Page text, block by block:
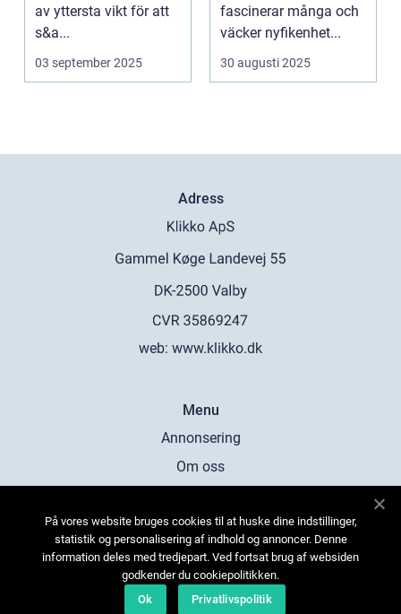
av yttersta vikt för att
s&a...
03 september 2025
fascinerar många och
väcker nyfikenhet...
30 augusti 2025
Adress
web: www.klikko.dk
Menu
Annonsering
Om oss
Kontakta oss
Sitemap
På vores website bruges cookies til at huske dine indstillinger,
statistik og personalisering af indhold og annoncer. Denne
information deles med tredjepart. Ved fortsat brug af websiden
godkender du cookiepolitikken.
Ok
Privatlivspolitik